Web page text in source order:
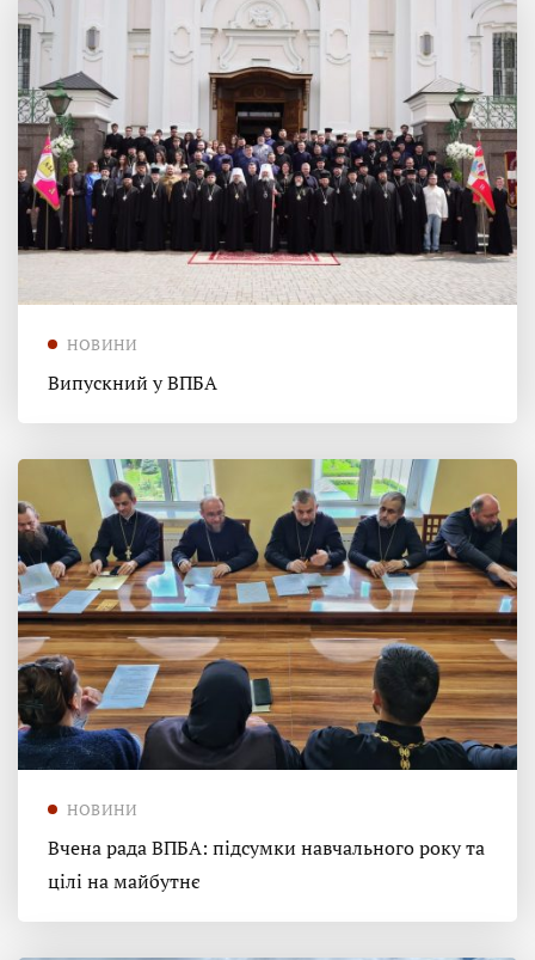
НОВИНИ
Випускний у ВПБА
НОВИНИ
Вчена рада ВПБА: підсумки навчального року та
цілі на майбутнє